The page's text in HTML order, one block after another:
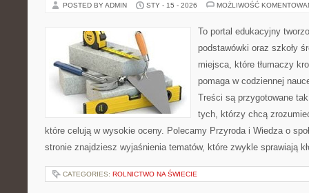
POSTED BY ADMIN STY - 15 - 2026 MOŻLIWOŚĆ
To portal edukacyjny
podstawówki oraz szkoły
miejsca, które tłumaczy
pomaga w codziennej
Treści są przygotowane
tych, którzy chcą
które celują w wysokie oceny. Polecamy Przyroda i Wiedza o
stronie znajdziesz wyjaśnienia tematów, które zwykle sprawiają
CATEGORIES: ROLNICTWO NA ŚWIECIE